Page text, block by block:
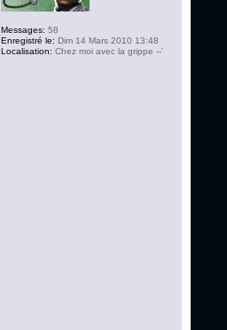
Messages: 58
Enregistré le: Dim 14 Mars 2010 13:48
Localisation: Chez moi avec la grippe --'